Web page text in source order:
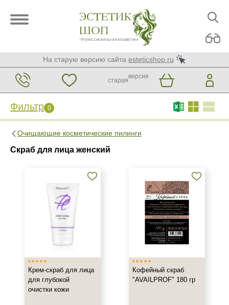
На старую версию сайта esteticshop.ru
старая
версия
Фильтр 0
Очищающие косметические пилинги
Скраб для лица женский
Фильтр 0
Россия
Тип товара
Крем-скраб для лица
для глубокой
очистки кожи
Кофейный скраб
"AVAILPROF" 180 гр